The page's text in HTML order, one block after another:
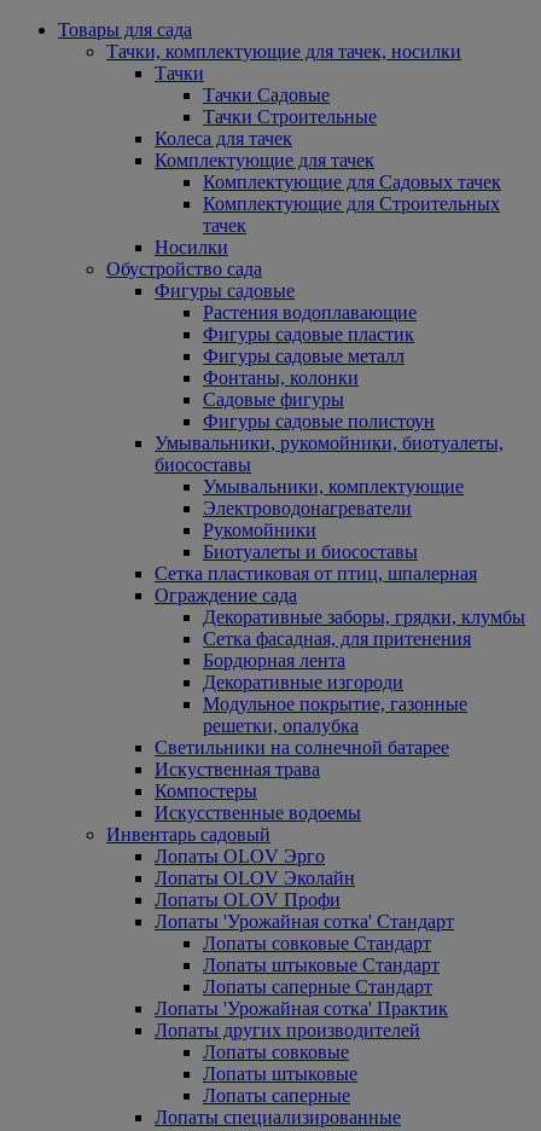
Товары для сада
Тачки, комплектующие для тачек, носилки
Тачки
Тачки Садовые
Тачки Строительные
Колеса для тачек
Комплектующие для тачек
Комплектующие для Садовых тачек
Комплектующие для Строительных
тачек
Носилки
Обустройство сада
Фигуры садовые
Растения водоплавающие
Фигуры садовые пластик
Фигуры садовые металл
Фонтаны, колонки
Садовые фигуры
Фигуры садовые полистоун
Умывальники, рукомойники, биотуалеты,
биосоставы
Умывальники, комплектующие
Электроводонагреватели
Рукомойники
Биотуалеты и биосоставы
Сетка пластиковая от птиц, шпалерная
Ограждение сада
Декоративные заборы, грядки, клумбы
Сетка фасадная, для притенения
Бордюрная лента
Декоративные изгороди
Модульное покрытие, газонные
решетки, опалубка
Светильники на солнечной батарее
Искуственная трава
Компостеры
Искусственные водоемы
Инвентарь садовый
Лопаты OLOV Эрго
Лопаты OLOV Эколайн
Лопаты OLOV Профи
Лопаты 'Урожайная сотка' Стандарт
Лопаты совковые Стандарт
Лопаты штыковые Стандарт
Лопаты саперные Стандарт
Лопаты 'Урожайная сотка' Практик
Лопаты других производителей
Лопаты совковые
Лопаты штыковые
Лопаты саперные
Лопаты специализированные